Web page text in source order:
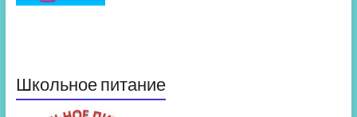
Школьное питание